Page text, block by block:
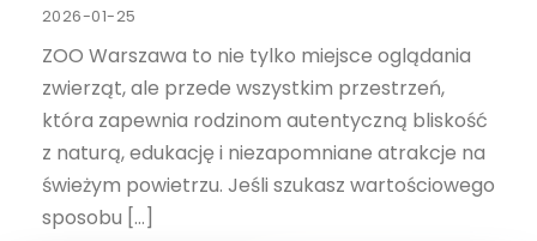
2026-01-25
ZOO Warszawa to nie tylko miejsce oglądania
zwierząt, ale przede wszystkim przestrzeń,
która zapewnia rodzinom autentyczną bliskość
z naturą, edukację i niezapomniane atrakcje na
świeżym powietrzu. Jeśli szukasz wartościowego
sposobu […]